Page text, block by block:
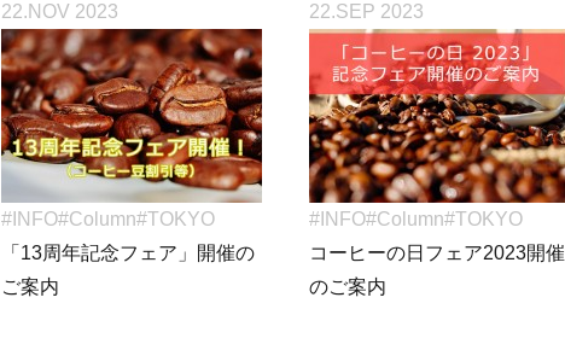
22.NOV 2023
#INFO#Column#TOKYO
「13周年記念フェア」開催の
ご案内
22.SEP 2023
#INFO#Column#TOKYO
コーヒーの日フェア2023開催
のご案内